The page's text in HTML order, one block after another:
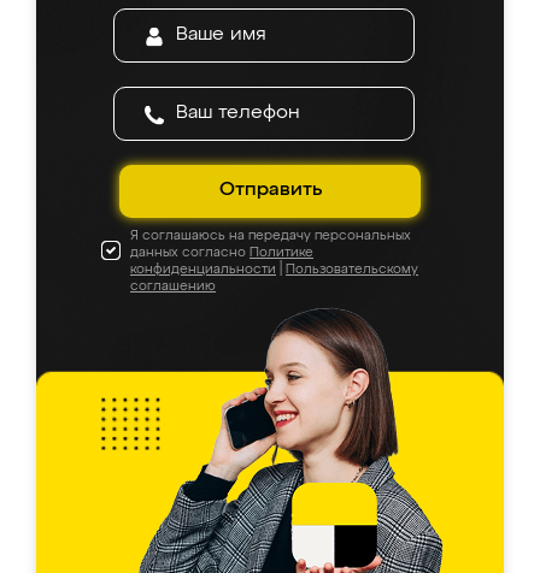
Отправить
Я соглашаюсь на передачу персональных
данных согласно Политике
конфиденциальности
Пользовательскому
соглашению